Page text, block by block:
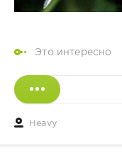
Это интересно
Heavy